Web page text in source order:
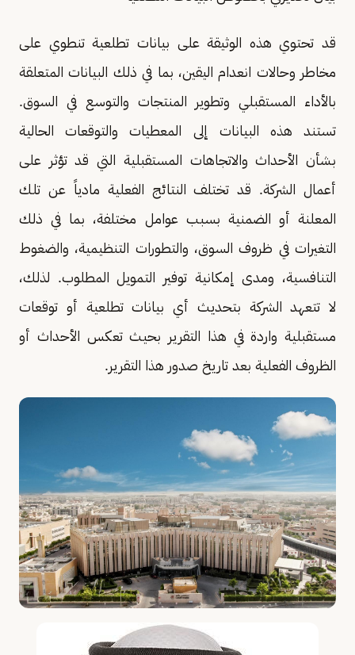
قد تحتوي هذه الوثيقة على بيانات تطلعية تنطوي على
مخاطر وحالات انعدام اليقين، بما في ذلك البيانات المتعلقة
بالأداء المستقبلي وتطوير المنتجات والتوسع في السوق.
تستند هذه البيانات إلى المعطيات والتوقعات الحالية
بشأن الأحداث والاتجاهات المستقبلية التي قد تؤثر على
أعمال الشركة. قد تختلف النتائج الفعلية مادياً عن تلك
المعلنة أو الضمنية بسبب عوامل مختلفة، بما في ذلك
التغيرات في ظروف السوق، والتطورات التنظيمية، والضغوط
التنافسية، ومدى إمكانية توفير التمويل المطلوب. لذلك،
لا تتعهد الشركة بتحديث أي بيانات تطلعية أو توقعات
مستقبلية واردة في هذا التقرير بحيث تعكس الأحداث أو
الظروف الفعلية بعد تاريخ صدور هذا التقرير.